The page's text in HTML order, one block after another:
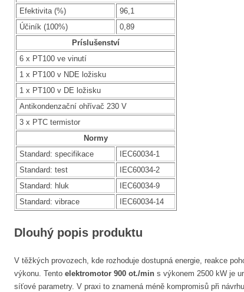
Efektivita (%)
96,1
Účiník (100%)
0,89
Príslušenství
6 x PT100 ve vinutí
1 x PT100 v NDE ložisku
1 x PT100 v DE ložisku
Antikondenzační ohřívač 230 V
3 x PTC termistor
Normy
Standard: specifikace
IEC60034-1
Standard: test
IEC60034-2
Standard: hluk
IEC60034-9
Standard: vibrace
IEC60034-14
Dlouhý popis produktu
V těžkých provozech, kde rozhoduje dostupná energie, reakce
výkonu. Tento elektromotor 900 ot./min s výkonem 2500 kW je
síťové parametry. V praxi to znamená méně kompromisů při